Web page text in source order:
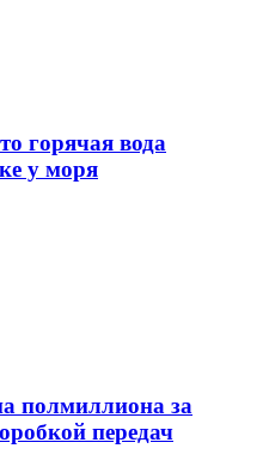
горячая вода
у моря
полмиллиона за
передач